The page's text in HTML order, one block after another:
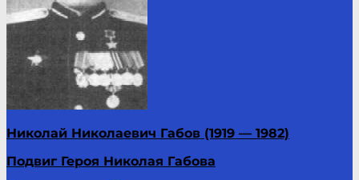
Николай Николаевич Габов (1919 — 1982)
Подвиг Героя Николая Габова